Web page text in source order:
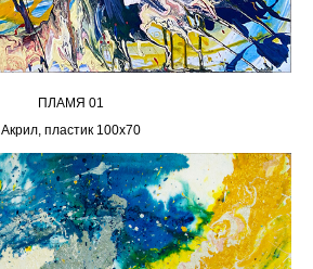
ПЛАМЯ 01
Акрил, пластик 100х70